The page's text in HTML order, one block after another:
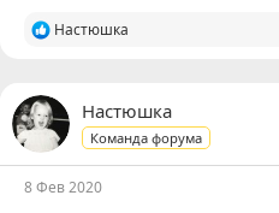
Р
ц
и
и
:
Настюшка
Настюшка
Команда форума
8 Фев 2020